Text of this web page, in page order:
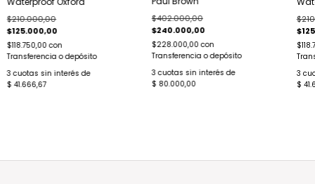
$210.000,00
$125.000,00
$118.750,00con
Transferencia o depósito
3 cuotas sin interés de
$ 41.666,67
$402.000,00
$240.000,00
$228.000,00con
Transferencia o depósito
3 cuotas sin interés de
$ 80.000,00
3
$